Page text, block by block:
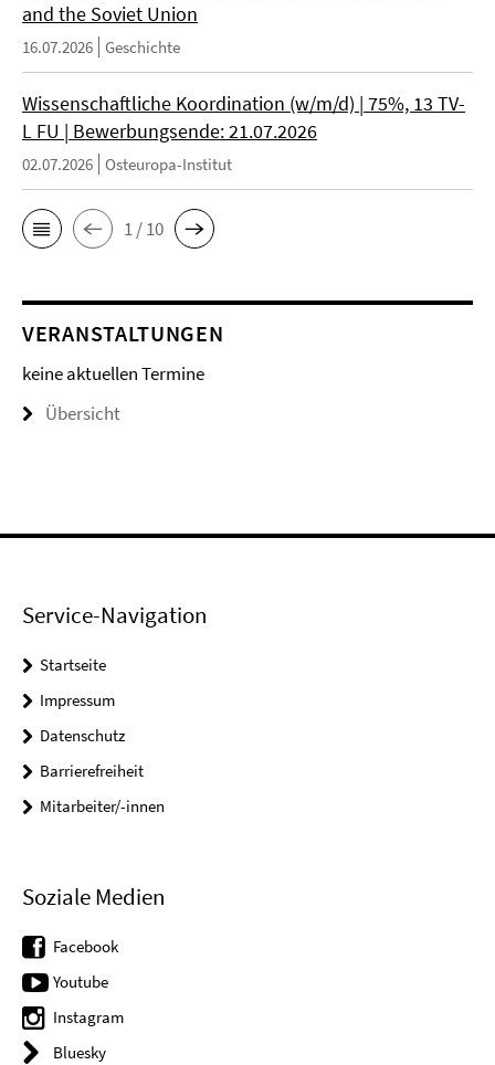
and the Soviet Union
16.07.2026 Geschichte
Wissenschaftliche Koordination (w/m/d) | 75%, 13 TV-
L FU | Bewerbungsende: 21.07.2026
02.07.2026 Osteuropa-Institut
1 / 10
VERANSTALTUNGEN
keine aktuellen Termine
Übersicht
Service-Navigation
Startseite
Impressum
Datenschutz
Barrierefreiheit
Mitarbeiter/-innen
Soziale Medien
Facebook
Youtube
Instagram
Bluesky